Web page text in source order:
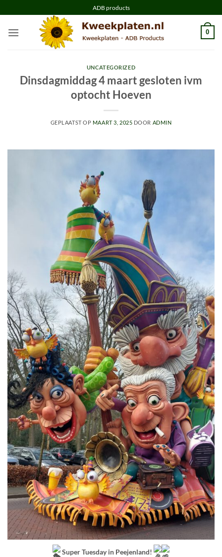
naar
inhoud
ADB products
0
UNCATEGORIZED
Dinsdagmiddag 4 maart gesloten ivm
optocht Hoeven
GEPLAATST OP MAART 3, 2025 DOOR ADMIN
Super Tuesday in Peejenland!